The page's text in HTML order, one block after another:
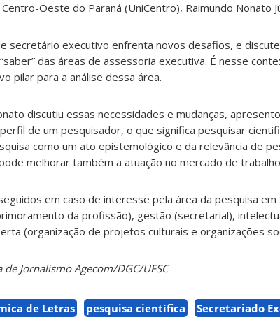
Oeste do Paraná (UniCentro), Raimundo Nonato
secretário executivo enfrenta novos desafios, e
das áreas de assessoria executiva. É nesse
pilar para a análise dessa área.
discutiu essas necessidades e mudanças,
de um pesquisador, o que significa pesquisar
como um ato epistemológico e da relevância de
melhorar também a atuação no mercado de
em caso de interesse pela área da pesquisa em
da profissão), gestão (secretarial),
(organização de projetos culturais e organizações
Jornalismo Agecom/DGC/UFSC
de Letras pesquisa científica Secretariado